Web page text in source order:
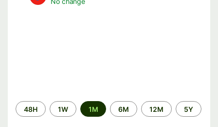
Time
period
48H 1W 1M 6M 12M 5Y